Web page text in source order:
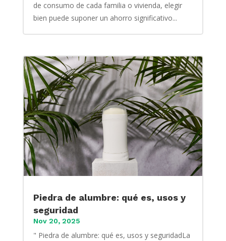
de consumo de cada familia o vivienda, elegir
bien puede suponer un ahorro significativo...
Piedra de alumbre: qué es, usos y
seguridad
Nov 20, 2025
" Piedra de alumbre: qué es, usos y seguridadLa